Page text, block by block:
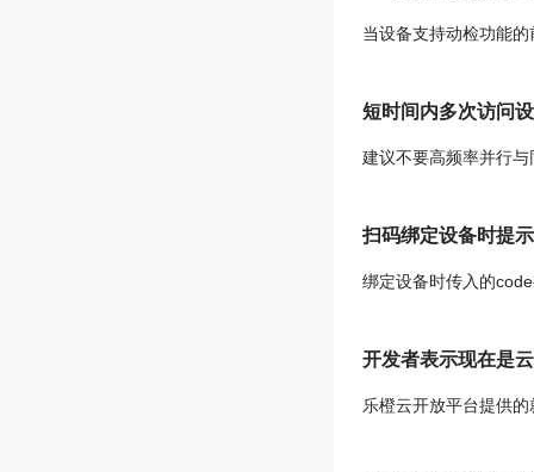
当设备支持动检功能
短时间内多次访问
建议不要高频率并行
扫码绑定设备时提
绑定设备时传入的
开发者表示现在是
乐橙云开放平台提供